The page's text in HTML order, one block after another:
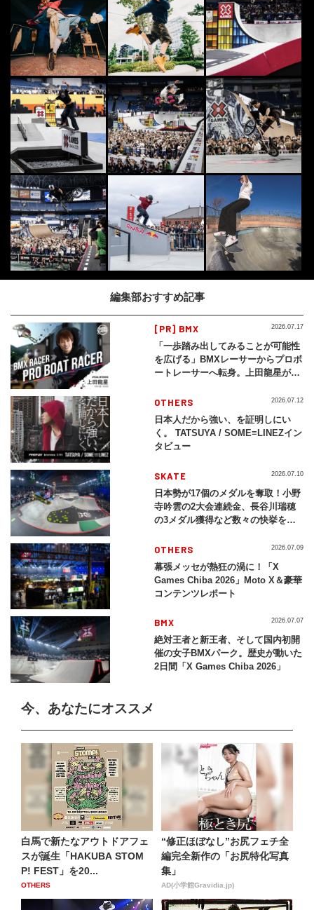
編集部おすすめ記事
[PR] BMX
「一歩踏み出してみることが可能性
を広げる」BMXレーサーからプロボ
ートレーサーへ転身。上田龍星が体
2026.07.17
OTHERS
日本人だから強い、を証明しにい
く。 TATSUYA / SOME≡LINEZイン
タビュー
2026.07.12
SKATE
日本勢が17個のメダルを奪取！小野
寺吟雲の2大会連続金、長谷川瑞穂
の3メダル獲得など数々の快挙をプ
2026」
2026.07.10
OTHERS
幕張メッセが熱狂の渦に！「X
Games Chiba 2026」Moto X＆豪華
コンテンツレポート
2026.07.09
BMX
絶対王者と新王者、そして国内初開
催の女子BMXパーク。歴史が動いた
2日間「X Games Chiba 2026」
2026.07.07
今、あなたにオススメ
白馬で新たなアウトドアフェ
スが誕生「HAKUBA STOM
P! FEST」を20...
OTHERS
“修正ほぼなし”お尻フェチ全
編完全新作の「お尻特化写真
集」
AD(小学館Gravidia.jp)